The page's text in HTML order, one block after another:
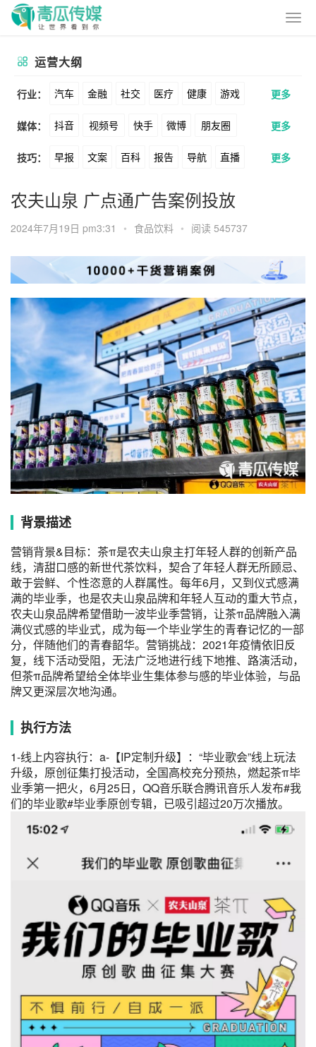
运营大纲
行业： 汽车 金融 社交 医疗 健康 游戏
动漫 美妆 美食 家装 教育 婚纱
酒旅 母婴 宠物 文娱 跨境 科技
广告 元宇宙 房地产
更多
媒体： 抖音 视频号 快手 微博 朋友圈
公众号 B站 小红书 头条 知乎
Soul 360 百度 搜狗 爱奇艺 美柚
美图 最右 神马 谷歌 Facebook
Tiktok YouTube Yahoo Bing
更多
技巧： 早报 文案 百科 报告 导航 直播
卖货 脚本 话术 电商 私域 社群
涨粉 广告 推广 方案 策划 案例
数据 拉新 活动 用户 海外
更多
农夫山泉 广点通广告案例投放
2024年7月19日 pm3:31 • 食品饮料 • 阅读 545737
背景描述
营销背景&目标：茶π是农夫山泉主打年轻人群的创新产品
线，清甜口感的新世代茶饮料，契合了年轻人群无所顾忌、
敢于尝鲜、个性恣意的人群属性。每年6月，又到仪式感满
满的毕业季，也是农夫山泉品牌和年轻人互动的重大节点，
农夫山泉品牌希望借助一波毕业季营销，让茶π品牌融入满
满仪式感的毕业式，成为每一个毕业学生的青春记忆的一部
分，伴随他们的青春韶华。营销挑战：2021年疫情依旧反
复，线下活动受阻，无法广泛地进行线下地推、路演活动，
但茶π品牌希望给全体毕业生集体参与感的毕业体验，与品
牌又更深层次地沟通。
执行方法
1-线上内容执行：a-【IP定制升级】：“毕业歌会”线上玩法
升级，原创征集打投活动，全国高校充分预热，燃起茶π毕
业季第一把火，6月25日，QQ音乐联合腾讯音乐人发布#我
们的毕业歌#毕业季原创专辑，已吸引超过20万次播放。